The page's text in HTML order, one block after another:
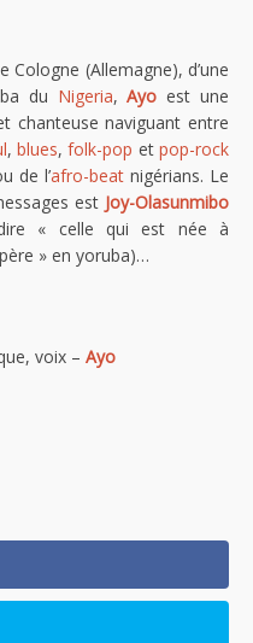
(Allemagne), d’une
du Nigeria,Ayo est une
chanteuse naviguant entre
, blues,folk-pop et pop-rock
de l’afro-beat nigérians. Le
est Joy-Olasunmibo
« celle qui est née à
» en yoruba)…
voix – Ayo